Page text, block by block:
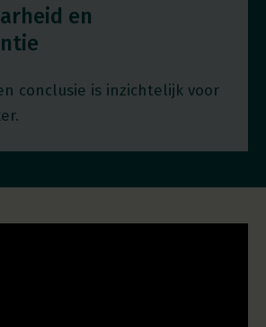
en
conclusie is inzichtelijk voor